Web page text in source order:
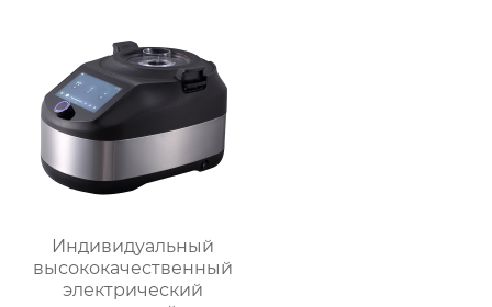
Индивидуальный
высококачественный
электрический